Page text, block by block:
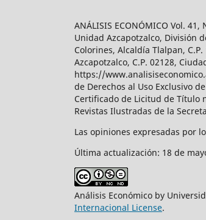
ANÁLISIS ECONÓMICO Vol.
Unidad Azcapotzalco, División
Colorines, Alcaldía Tlalpan,
Azcapotzalco, C.P. 02128,
https://
de Derechos al Uso Exclusivo
Certificado de Licitud de Título
Revistas Ilustradas de la
Las opiniones expresadas por
Última actualización: 18 de
Análisis Económico by
Internacional License.